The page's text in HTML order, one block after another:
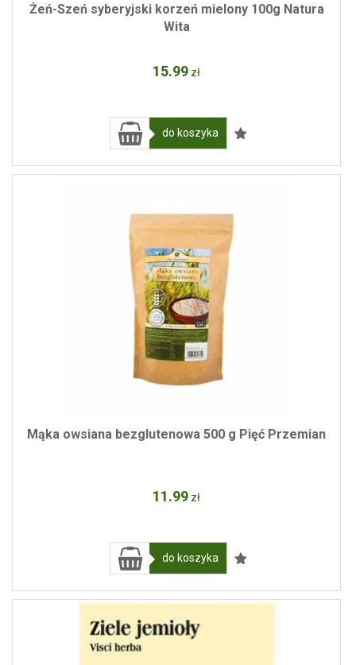
Żeń-Szeń syberyjski korzeń mielony 100g Natura
Wita
15.99 zł
do koszyka
Mąka owsiana bezglutenowa 500 g Pięć Przemian
11.99 zł
do koszyka